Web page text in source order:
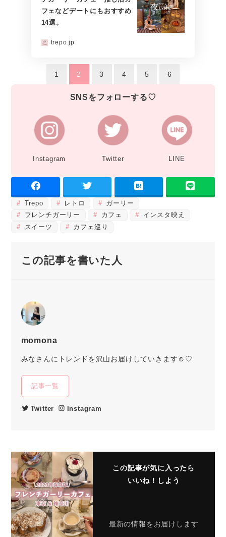
フェなどデートにもおすすめ
14選。
trepo.jp
1 2 3 4 5 6
SNSをフォローする♡
Instagram Twitter LINE
Trepo レトロ
ガーリー
フレンチガーリー
カフェ
インスタ映え
スイーツ
カフェ巡り
この記事を書いた人
momona
みなさんにトレンドを沢山お届けしていきます☺︎♡
記事一覧
Twitter Instagram
この記事が気に入ったら
いいね！しよう
最新の情報をお届けします